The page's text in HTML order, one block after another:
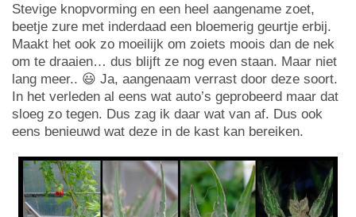
Stevige knopvorming en een heel aangename zoet,
beetje zure met inderdaad een bloemerig geurtje erbij.
Maakt het ook zo moeilijk om zoiets moois dan de nek
om te draaien… dus blijft ze nog even staan. Maar niet
lang meer.. 😃 Ja, aangenaam verrast door deze soort.
In het verleden al eens wat auto’s geprobeerd maar dat
sloeg zo tegen. Dus zag ik daar wat van af. Dus ook
eens benieuwd wat deze in de kast kan bereiken.